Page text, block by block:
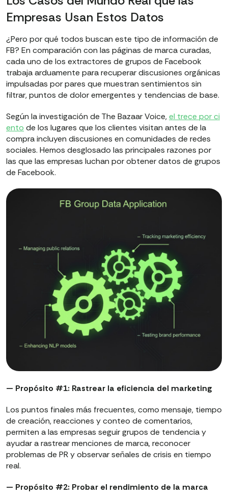
Empresas Usan Estos Datos
¿Pero por qué todos buscan este tipo de información de
FB? En comparación con las páginas de marca curadas,
cada uno de los extractores de grupos de Facebook
trabaja arduamente para recuperar discusiones orgánicas
impulsadas por pares que muestran sentimientos sin
filtrar, puntos de dolor emergentes y tendencias de base.
Según la investigación de The Bazaar Voice,el trece por ci
ento de los lugares que los clientes visitan antes de la
compra incluyen discusiones en comunidades de redes
sociales. Hemos desglosado las principales razones por
las que las empresas luchan por obtener datos de grupos
de Facebook.
— Propósito #1: Rastrear la eficiencia del marketing
Los puntos finales más frecuentes, como mensaje, tiempo
de creación, reacciones y conteo de comentarios,
permiten a las empresas seguir grupos de tendencia y
ayudar a rastrear menciones de marca, reconocer
problemas de PR y observar señales de crisis en tiempo
real.
— Propósito #2: Probar el rendimiento de la marca